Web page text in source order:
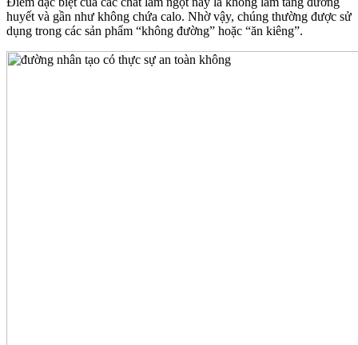
huyết và gần như không chứa calo. Nhờ vậy, chúng thường được sử
dụng trong các sản phẩm “không đường” hoặc “ăn kiêng”.